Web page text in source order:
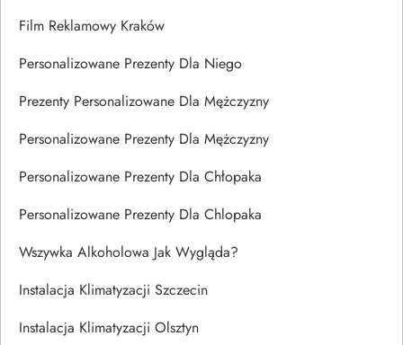
Film Reklamowy Kraków
Personalizowane Prezenty Dla Niego
Prezenty Personalizowane Dla Mężczyzny
Personalizowane Prezenty Dla Mężczyzny
Personalizowane Prezenty Dla Chłopaka
Personalizowane Prezenty Dla Chlopaka
Wszywka Alkoholowa Jak Wygląda?
Instalacja Klimatyzacji Szczecin
Instalacja Klimatyzacji Olsztyn